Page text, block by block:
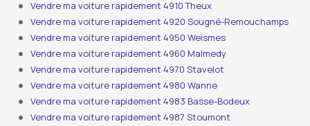
Vendre ma voiture rapidement 4910 Theux
Vendre ma voiture rapidement 4920 Sougné-Remouchamps
Vendre ma voiture rapidement 4950 Weismes
Vendre ma voiture rapidement 4960 Malmedy
Vendre ma voiture rapidement 4970 Stavelot
Vendre ma voiture rapidement 4980 Wanne
Vendre ma voiture rapidement 4983 Basse-Bodeux
Vendre ma voiture rapidement 4987 Stoumont